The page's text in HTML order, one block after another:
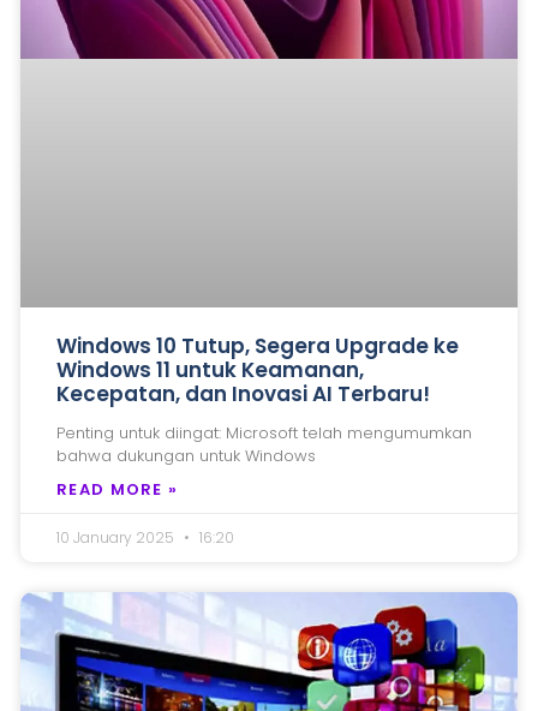
Windows 10 Tutup, Segera Upgrade ke
Windows 11 untuk Keamanan,
Kecepatan, dan Inovasi AI Terbaru!
Penting untuk diingat: Microsoft telah mengumumkan
bahwa dukungan untuk Windows
READ MORE »
10 January 2025 16:20